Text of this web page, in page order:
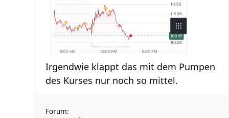
Irgendwie klappt das mit dem Pumpen
des Kurses nur noch so mittel.
Forum: